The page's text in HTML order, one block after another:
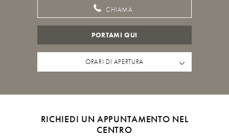
CHIAMA
PORTAMI QUI
ORARI DI APERTURA
RICHIEDI UN APPUNTAMENTO NEL
CENTRO